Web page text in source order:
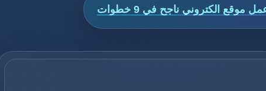
الكتروني ناجح في 9 خطوات